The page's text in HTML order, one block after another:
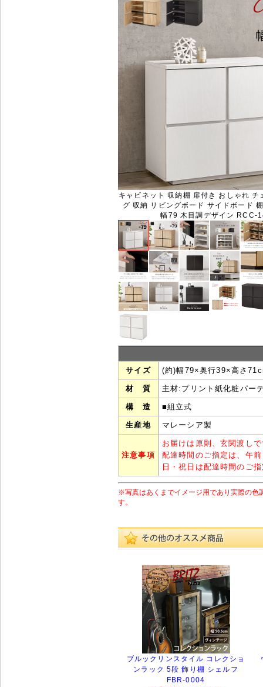
キャビネット 収納棚 扉付き おしゃれ チ
グ 収納 リビングボード サイドボード
幅79 木目調デザイン RCC-
サイズ (約)幅79×奥行39×高さ
材 質 主材:プリント紙化粧パー
構 造 ■組立式
生産地 マレーシア製
注意事項
お届けは原則、玄関渡し
配達時間のご指定は、午
日・祝日は配達時間のご
※写真はあくまでイメージ用であり実際の色
す。
ブルックリンスタイル コレクショ
ンラック 5段 飾り棚 シェルフ
FBR-0004